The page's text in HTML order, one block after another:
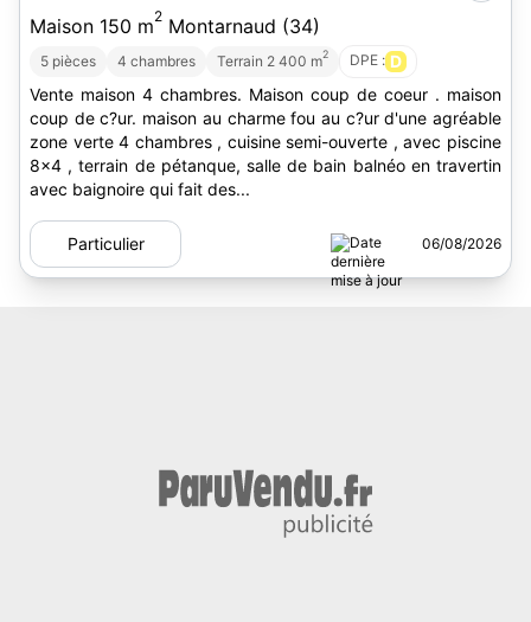
Maison 150 m2 Montarnaud (34)
5 pièces 4 chambres Terrain 2 400 m2 DPE : D
Vente maison 4 chambres. Maison coup de coeur . maison
coup de c?ur. maison au charme fou au c?ur d'une agréable
zone verte 4 chambres , cuisine semi-ouverte , avec piscine
8x4 , terrain de pétanque, salle de bain balnéo en travertin
avec baignoire qui fait des...
Particulier 06/08/2026